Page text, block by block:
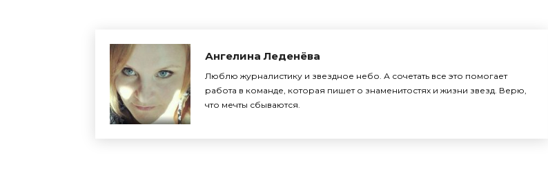
Ангелина Леденёва
Люблю журналистику и звездное небо. А сочетать все это помогает
работа в команде, которая пишет о знаменитостях и жизни звезд. Верю,
что мечты сбываются.